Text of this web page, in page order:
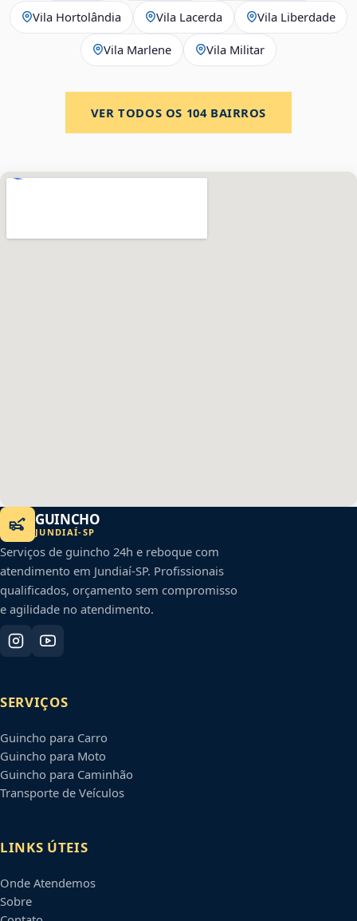
Vila Hortolândia Vila Lacerda Vila Liberdade
Vila Marlene Vila Militar
VER TODOS OS 104BAIRROS
GUINCHO
JUNDIAÍ-SP
Serviços de guincho 24h e reboque com
atendimento em Jundiaí-SP. Profissionais
qualificados, orçamento sem compromisso
e agilidade no atendimento.
SERVIÇOS
Guincho para Carro
Guincho para Moto
Guincho para Caminhão
Transporte de Veículos
LINKS ÚTEIS
Onde Atendemos
Sobre